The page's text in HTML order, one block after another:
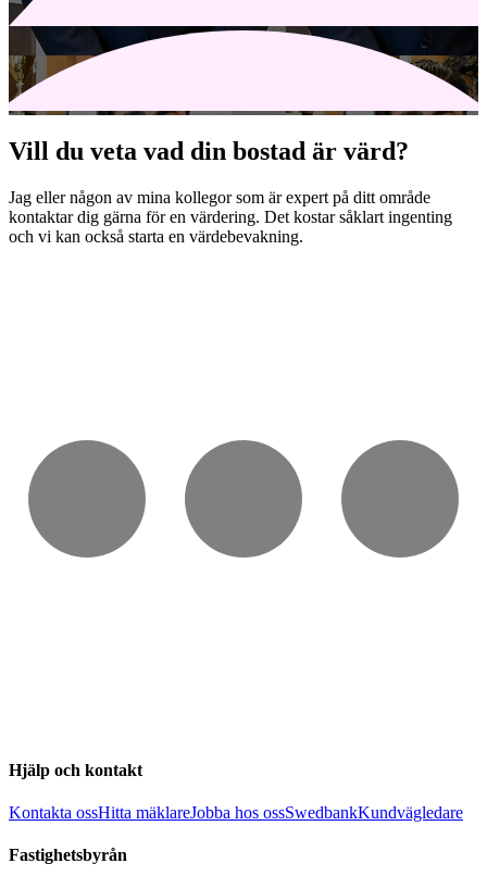
Vill du veta vad din bostad är värd?
Jag eller någon av mina kollegor som är expert på ditt område
kontaktar dig gärna för en värdering. Det kostar såklart ingenting
och vi kan också starta en värdebevakning.
Hjälp och kontakt
Kontakta ossHitta mäklareJobba hos ossSwedbankKundvägledare
Fastighetsbyrån